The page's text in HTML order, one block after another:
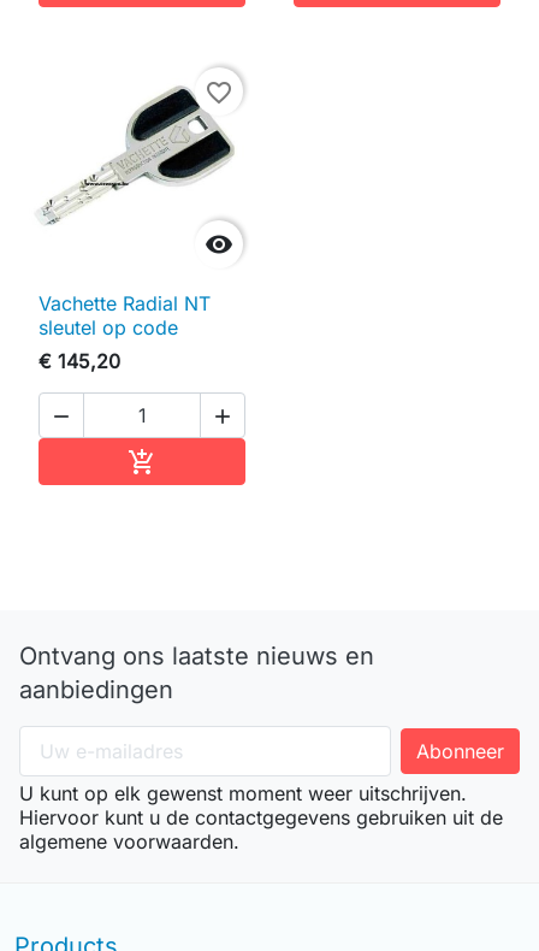

favorite_border
Vachette Radial NT
sleutel op code
€ 145,20
 

Ontvang ons laatste nieuws en
aanbiedingen
U kunt op elk gewenst moment weer uitschrijven.
Hiervoor kunt u de contactgegevens gebruiken uit de
algemene voorwaarden.